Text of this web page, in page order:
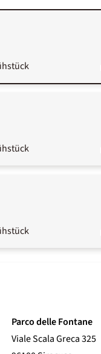
Parco delle Fontane
Viale Scala Greca 325